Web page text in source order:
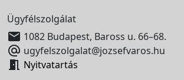
Ügyfélszolgálat
 1082 Budapest, Baross u. 66–68.
 ugyfelszolgalat@jozsefvaros.hu
 Nyitvatartás